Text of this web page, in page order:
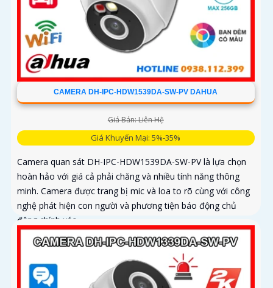
CAMERA DH-IPC-HDW1539DA-SW-PV DAHUA
Giá Bán: Liên Hệ
Giá Khuyến Mại: 5%-35%
Camera quan sát DH-IPC-HDW1539DA-SW-PV là lựa chọn
hoàn hảo với giá cả phải chăng và nhiều tính năng thông
minh. Camera được trang bị mic và loa to rõ cùng với công
nghệ phát hiện con người và phương tiện báo động chủ
động chính xác